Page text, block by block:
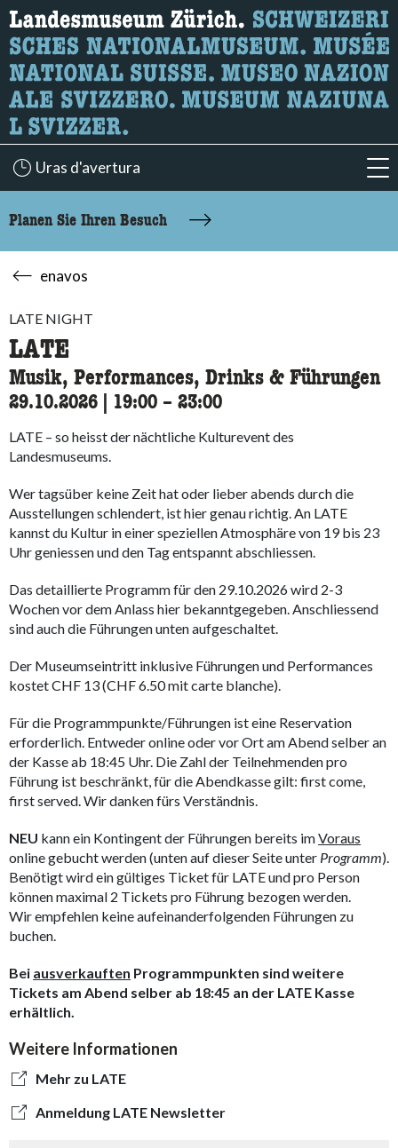
Wonach suchen Sie?
Hier können Sie nach Inhalten der Seite suchen.
Uras d'avertura
Planen Sie Ihren Besuch
enavos
LATE NIGHT
LATE
Musik, Performances, Drinks & Führungen
29.10.2026 19:00 accessibility.time_to
– 23:00
LATE – so heisst der nächtliche Kulturevent des
Landesmuseums.
Wer tagsüber keine Zeit hat oder lieber abends durch die
Ausstellungen schlendert, ist hier genau richtig. An LATE
kannst du Kultur in einer speziellen Atmosphäre von 19 bis 23
Uhr geniessen und den Tag entspannt abschliessen.
Das detaillierte Programm für den 29.10.2026 wird 2-3
Wochen vor dem Anlass hier bekanntgegeben. Anschliessend
sind auch die Führungen unten aufgeschaltet.
Der Museumseintritt inklusive Führungen und Performances
kostet CHF 13 (CHF 6.50 mit carte blanche).
Für die Programmpunkte/Führungen ist eine Reservation
erforderlich. Entweder online oder vor Ort am Abend selber an
der Kasse ab 18:45 Uhr. Die Zahl der Teilnehmenden pro
Führung ist beschränkt, für die Abendkasse gilt: first come,
first served. Wir danken fürs Verständnis.
NEU kann ein Kontingent der Führungen bereits imVoraus
online gebucht werden (unten auf dieser Seite unter Programm).
Benötigt wird ein gültiges Ticket für LATE und pro Person
können maximal 2 Tickets pro Führung bezogen werden.
Wir empfehlen keine aufeinanderfolgenden Führungen zu
buchen.
Bei ausverkauften Programmpunkten sind weitere
Tickets am Abend selber ab 18:45 an der LATE Kasse
erhältlich.
Weitere Informationen
Mehr zu LATE
Anmeldung LATE Newsletter